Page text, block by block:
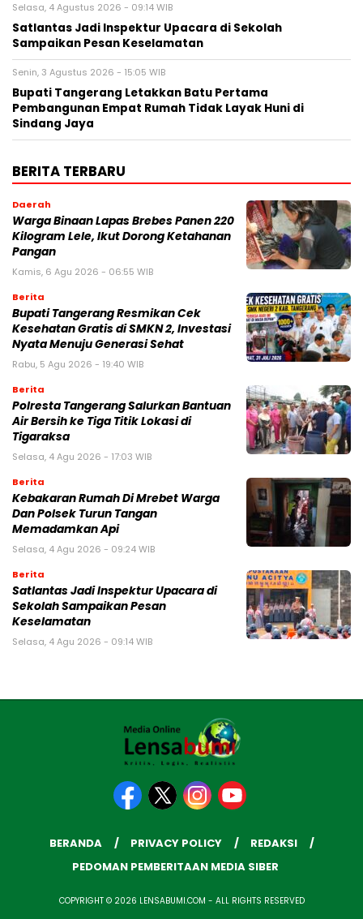
Selasa, 4 Agustus 2026 - 09:14 WIB
Satlantas Jadi Inspektur Upacara di Sekolah
Sampaikan Pesan Keselamatan
Senin, 3 Agustus 2026 - 15:05 WIB
Bupati Tangerang Letakkan Batu Pertama
Pembangunan Empat Rumah Tidak Layak Huni di
Sindang Jaya
BERITA TERBARU
Daerah
Warga Binaan Lapas Brebes Panen 220
Kilogram Lele, Ikut Dorong Ketahanan
Pangan
Kamis, 6 Agu 2026 - 06:55 WIB
Berita
‎Bupati Tangerang Resmikan Cek
Kesehatan Gratis di SMKN 2, Investasi
Nyata Menuju Generasi Sehat
Rabu, 5 Agu 2026 - 19:40 WIB
Berita
Polresta Tangerang Salurkan Bantuan
Air Bersih ke Tiga Titik Lokasi di
Tigaraksa
Selasa, 4 Agu 2026 - 17:03 WIB
Berita
Kebakaran Rumah Di Mrebet Warga
Dan Polsek Turun Tangan
Memadamkan Api
Selasa, 4 Agu 2026 - 09:24 WIB
Berita
Satlantas Jadi Inspektur Upacara di
Sekolah Sampaikan Pesan
Keselamatan
Selasa, 4 Agu 2026 - 09:14 WIB
BERANDA PRIVACY POLICY
REDAKSI
PEDOMAN PEMBERITAAN MEDIA SIBER
COPYRIGHT © 2026 LENSABUMI.COM - ALL RIGHTS RESERVED